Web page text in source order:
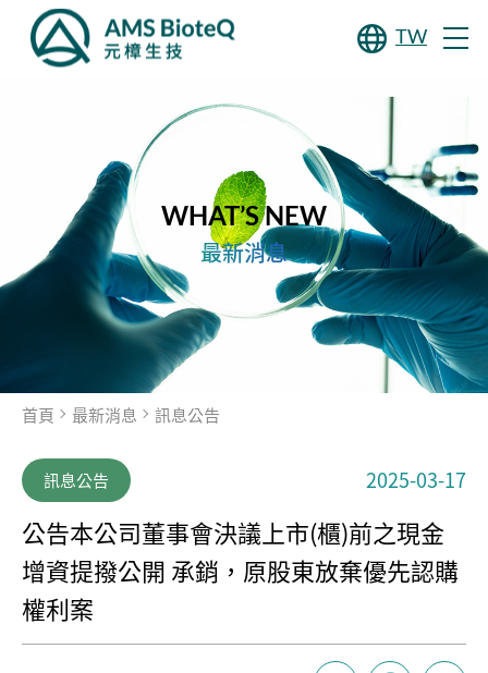
TW
WHAT’S NEW
最新消息
首頁 最新消息 訊息公告
訊息公告 2025-03-17
公告本公司董事會決議上市(櫃)前之現金
增資提撥公開 承銷，原股東放棄優先認購
權利案